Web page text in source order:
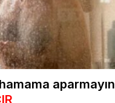
aparmayın